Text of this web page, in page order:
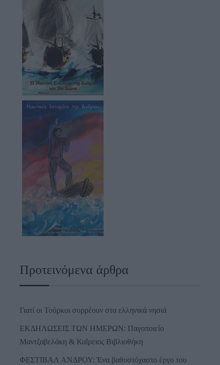
Προτεινόμενα άρθρα
Γιατί οι Τούρκοι συρρέουν στα ελληνικά νησιά
ΕΚΔΗΛΩΣΕΙΣ ΤΩΝ ΗΜΕΡΩΝ: Παγοποιείο
Μαντζαβελάκη & Καΐρειος Βιβλιοθήκη
ΦΕΣΤΙΒΑΛ ΑΝΔΡΟΥ: Ένα βαθυστόχαστο έργο του